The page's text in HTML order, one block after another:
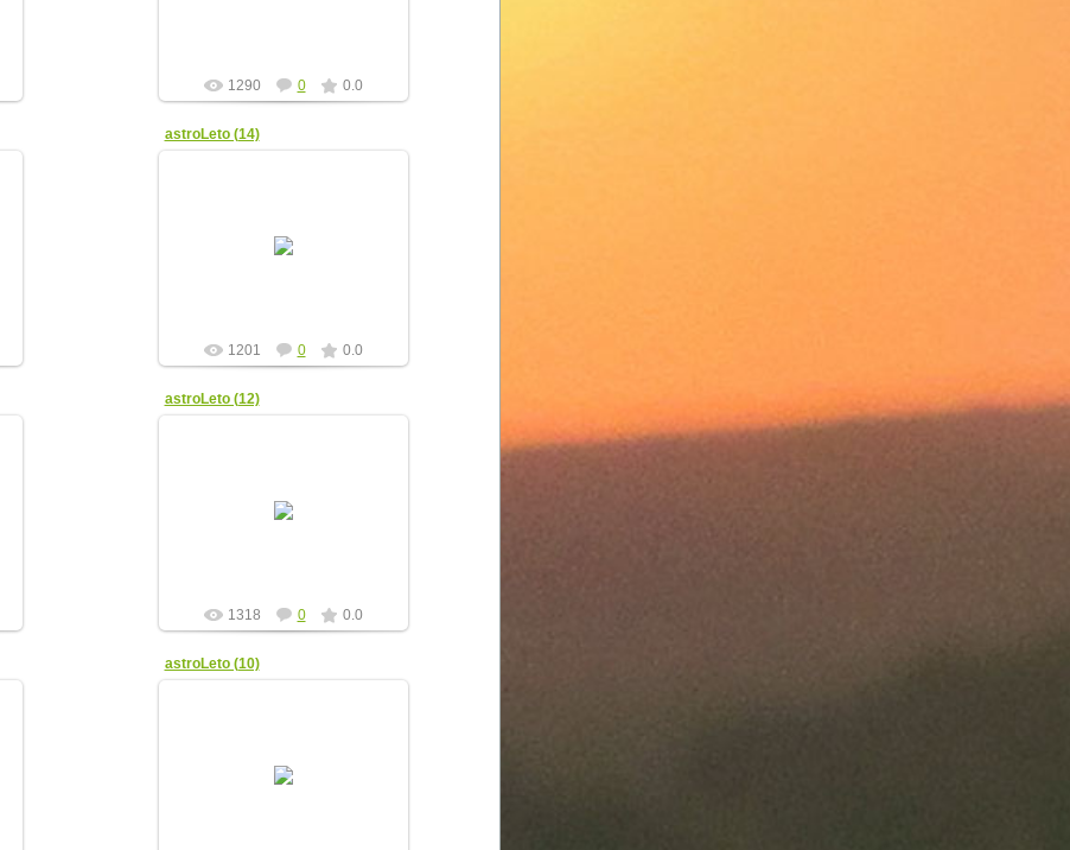
1290 0 0.0
astroLeto (14)
1201 0 0.0
astroLeto (12)
1318 0 0.0
astroLeto (10)